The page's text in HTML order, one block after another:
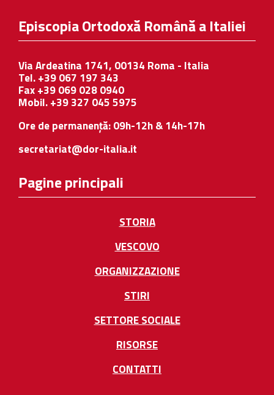
Episcopia Ortodoxă Română a Italiei
Via Ardeatina 1741, 00134 Roma - Italia
Tel. +39 067 197 343
Fax +39 069 028 0940
Mobil. +39 327 045 5975
Ore de permanență: 09h-12h & 14h-17h
secretariat@dor-italia.it
Pagine principali
STORIA
VESCOVO
ORGANIZZAZIONE
STIRI
SETTORE SOCIALE
RISORSE
CONTATTI